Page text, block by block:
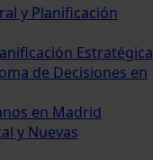
y Planificación
Estratégica
de Decisiones en
en Madrid
y Nuevas